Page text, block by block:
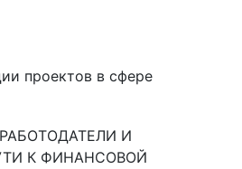
проектов в сфере
РАБОТОДАТЕЛИ И
К ФИНАНСОВОЙ